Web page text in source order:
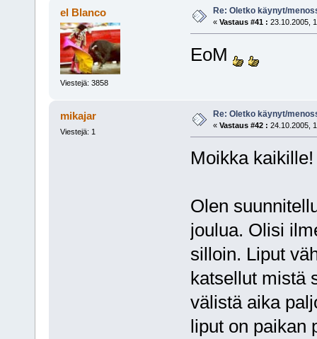
el Blanco
Viestejä: 3858
Re: Oletko käynyt/
« Vastaus #41 : 23.10.2005,
EoM
mikajar
Viestejä: 1
Re: Oletko käynyt/
« Vastaus #42 : 24.10.2005,
Moikka kaikille!
Olen
joulua. Olisi
silloin. Liput
katsellut mistä
välistä aika
liput on paikan